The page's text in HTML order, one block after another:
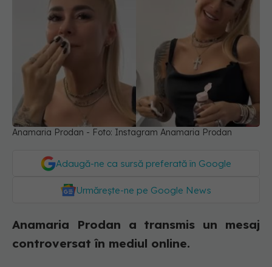
Anamaria Prodan - Foto: Instagram Anamaria Prodan
Adaugă-ne ca sursă preferată în Google
Urmărește-ne pe Google News
Anamaria Prodan a transmis un mesaj
controversat în mediul online.